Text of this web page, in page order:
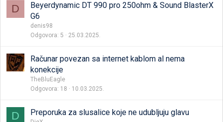
D
Beyerdynamic DT 990 pro 250ohm & Sound BlasterX
G6
denis98
Odgovora 5 25.03.2025.
Računar povezan sa internet kablom al nema
konekcije
TheBluEagle
Odgovora 18 10.03.2025.
D Preporuka za slusalice koje ne udubljuju glavu